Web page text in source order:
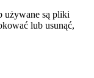
używane są pliki
lub usunąć,